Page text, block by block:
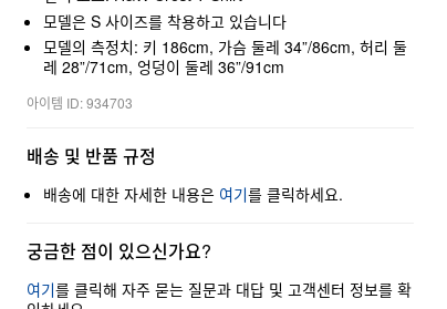
모델은 S 사이즈를 착용하고 있습니다
모델의 측정치: 키 186cm, 가슴 둘레 34”/86cm, 허리 둘
레 28”/71cm, 엉덩이 둘레 36”/91cm
아이템 ID: 934703
배송 및 반품 규정
배송에 대한 자세한 내용은 여기를 클릭하세요.
궁금한 점이 있으신가요?
여기를 클릭해 자주 묻는 질문과 대답 및 고객센터 정보를 확